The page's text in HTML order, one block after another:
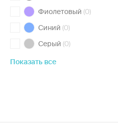
Фиолетовый (0)
Синий (0)
Серый (0)
Показать все